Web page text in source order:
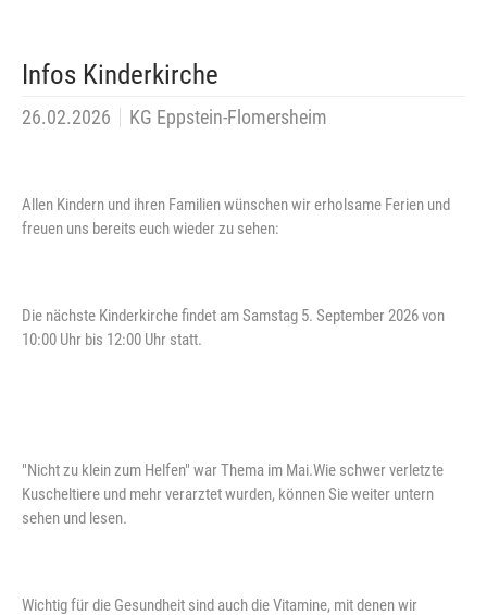
Infos Kinderkirche
26.02.2026 KG Eppstein-Flomersheim
Allen Kindern und ihren Familien wünschen wir erholsame Ferien und
freuen uns bereits euch wieder zu sehen:
Die nächste Kinderkirche findet am Samstag 5. September 2026 von
10:00 Uhr bis 12:00 Uhr statt.
"Nicht zu klein zum Helfen" war Thema im Mai.Wie schwer verletzte
Kuscheltiere und mehr verarztet wurden, können Sie weiter untern
sehen und lesen.
Wichtig für die Gesundheit sind auch die Vitamine, mit denen wir